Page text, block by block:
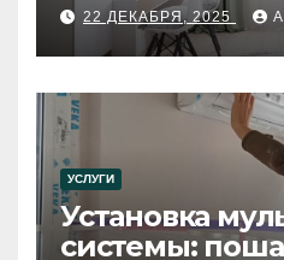
22 ДЕКАБРЯ, 2025
УСЛУГИ
Установка
системы: